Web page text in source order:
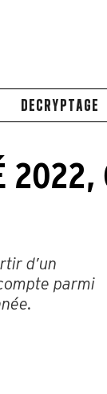
DECRYPTAGE
2022,
d’un
parmi